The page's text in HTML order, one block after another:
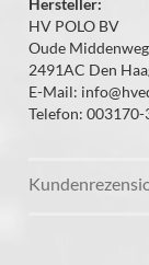
Hersteller:
HV POLO BV
Oude
2491AC Den
E-Mail:
Telefon: